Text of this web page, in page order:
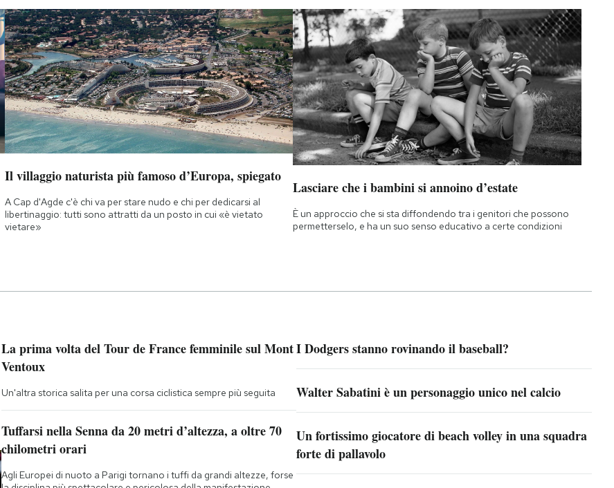
Il villaggio naturista più famoso d’Europa, spiegato
A Cap d'Agde c'è chi va per stare nudo e chi per dedicarsi al
libertinaggio: tutti sono attratti da un posto in cui «è vietato
vietare»
Lasciare che i bambini si annoino d’estate
È un approccio che si sta diffondendo tra i genitori che possono
permetterselo, e ha un suo senso educativo a certe condizioni
La prima volta del Tour de France femminile sul Mont
Ventoux
Un'altra storica salita per una corsa ciclistica sempre più seguita
Tuffarsi nella Senna da 20 metri d’altezza, a oltre 70
chilometri orari
Agli Europei di nuoto a Parigi tornano i tuffi da grandi altezze, forse
I Dodgers stanno rovinando il baseball?
Walter Sabatini è un personaggio unico nel calcio
Un fortissimo giocatore di beach volley in una squadra
forte di pallavolo